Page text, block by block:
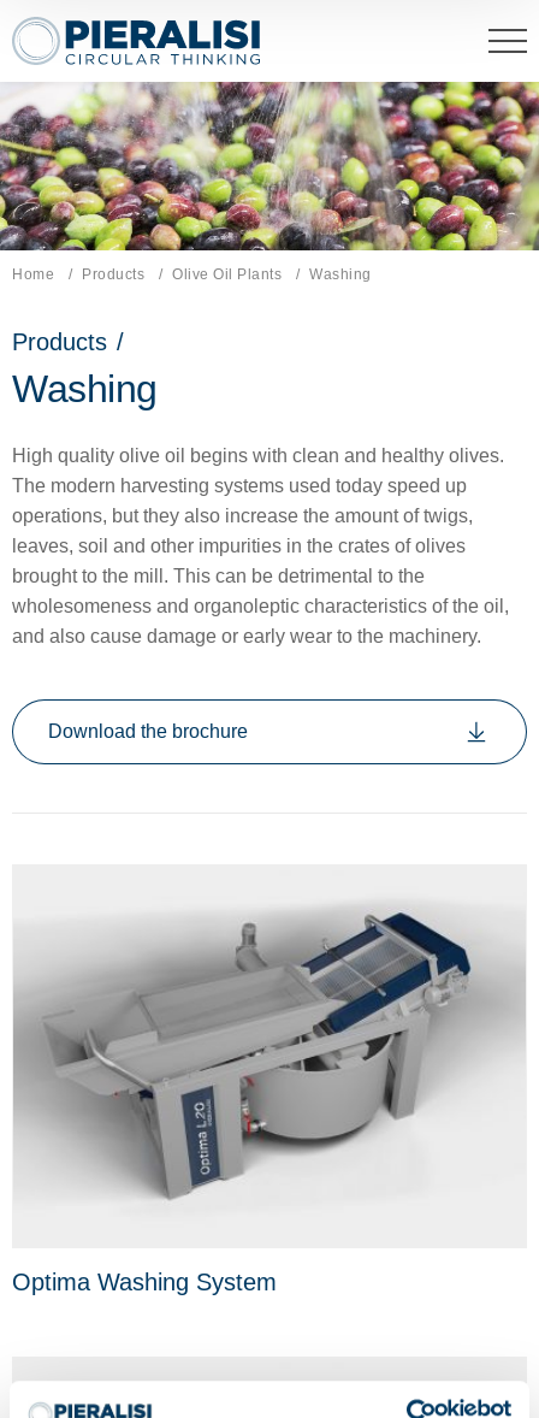
Pieralisi Maip Spa
Home Products Olive Oil Plants Current page:
Washing
Products /
Washing
High quality olive oil begins with clean and healthy olives.
The modern harvesting systems used today speed up
operations, but they also increase the amount of twigs,
leaves, soil and other impurities in the crates of olives
brought to the mill. This can be detrimental to the
wholesomeness and organoleptic characteristics of the oil,
and also cause damage or early wear to the machinery.
Download the brochure
Optima Washing System